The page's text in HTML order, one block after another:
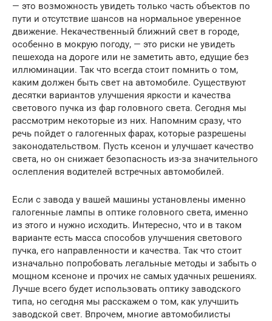
— это возможность увидеть только часть объектов по
пути и отсутствие шансов на нормальное уверенное
движение. Некачественный ближний свет в городе,
особенно в мокрую погоду, — это риски не увидеть
пешехода на дороге или не заметить авто, едущие без
иллюминации. Так что всегда стоит помнить о том,
каким должен быть свет на автомобиле. Существуют
десятки вариантов улучшения яркости и качества
светового пучка из фар головного света. Сегодня мы
рассмотрим некоторые из них. Напомним сразу, что
речь пойдет о галогенных фарах, которые разрешены
законодательством. Пусть ксенон и улучшает качество
света, но он снижает безопасность из-за значительного
ослепления водителей встречных автомобилей.
Если с завода у вашей машины установлены именно
галогенные лампы в оптике головного света, именно
из этого и нужно исходить. Интересно, что и в таком
варианте есть масса способов улучшения светового
пучка, его направленности и качества. Так что стоит
изначально попробовать легальные методы и забыть о
мощном ксеноне и прочих не самых удачных решениях.
Лучше всего будет использовать оптику заводского
типа, но сегодня мы расскажем о том, как улучшить
заводской свет. Впрочем, многие автомобилисты